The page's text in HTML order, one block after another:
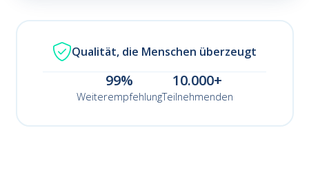
Qualität, die Menschen überzeugt
99%
Weiterempfehlung
10.000+
Teilnehmenden